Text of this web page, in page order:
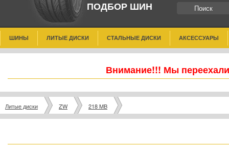
ПОДБОР ШИН
ШИНЫ ЛИТЫЕ ДИСКИ СТАЛЬНЫЕ ДИСКИ АКСЕССУАРЫ
Внимание!!! Мы
Литые диски ZW 218 MB